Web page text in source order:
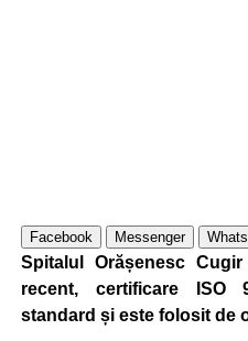
Facebook Messenger
Spitalul Orășenesc
recent, certificare ISO
standard și este folosit de